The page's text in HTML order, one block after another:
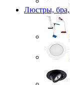
Люстры,